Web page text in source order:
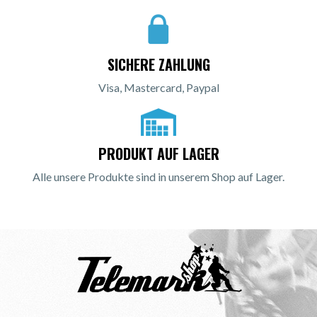
SICHERE ZAHLUNG
Visa, Mastercard, Paypal
PRODUKT AUF LAGER
Alle unsere Produkte sind in unserem Shop auf Lager.